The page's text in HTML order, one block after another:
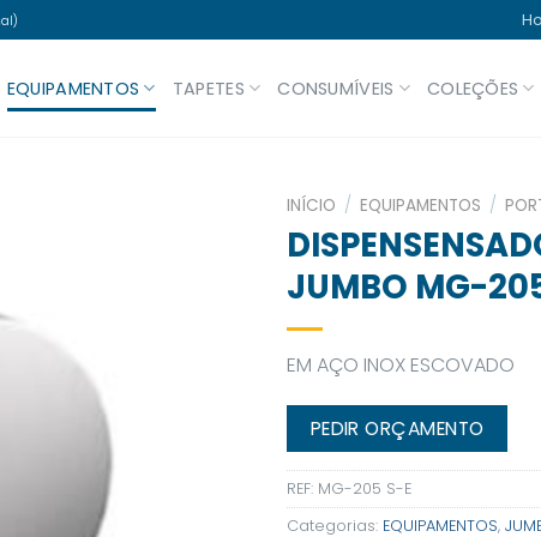
EQUIPAMENTOS TAPETES CONSUMÍVEIS COLEÇÕES
INÍCIO / EQUIPAMENTOS /
JUMBO MG-
EM AÇO INOX ESCOVADO
PEDIR ORÇAMENTO
REF: MG-205 S-E
Categorias: EQUIPAMENTOS,